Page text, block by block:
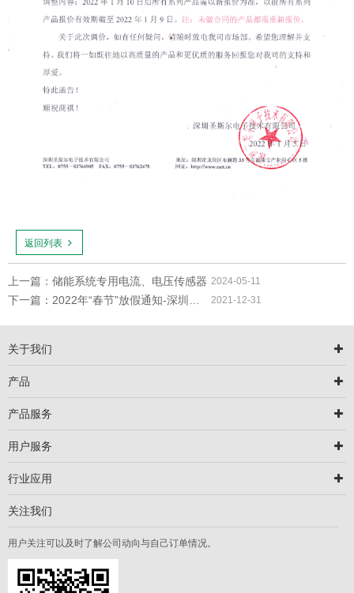
返回列表
上一篇：储能系统专用电流、电压传感器 2024-05-11
2021-12-31
关于我们
产品
产品服务
用户服务
行业应用
关注我们
用户关注可以及时了解公司动向与自己订单情况。